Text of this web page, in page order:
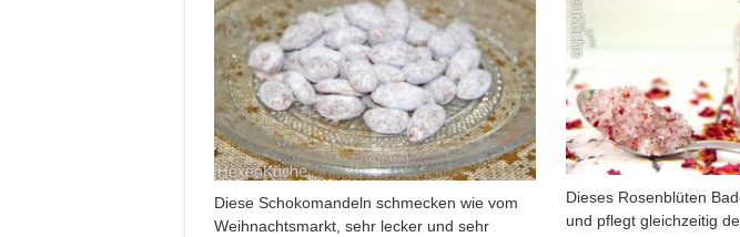
Dieses Rosenblüten
und pflegt gleichzeitig
Diese Schokomandeln schmecken wie vom
Weihnachtsmarkt, sehr lecker und sehr